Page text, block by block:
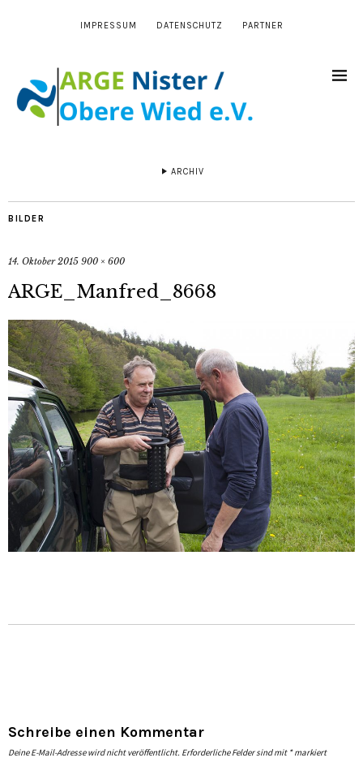
IMPRESSUM DATENSCHUTZ PARTNER
ARCHIV
BILDER
14. Oktober 2015 900 × 600
ARGE_Manfred_8668
Schreibe einen Kommentar
Deine E-Mail-Adresse wird nicht veröffentlicht. Erforderliche Felder sind mit *markiert